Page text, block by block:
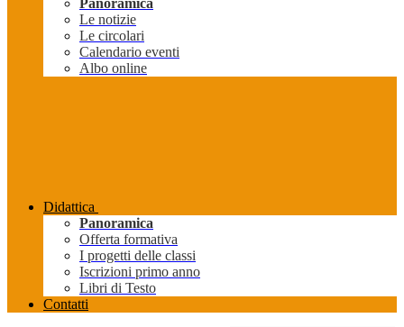
Panoramica
Le notizie
Le circolari
Calendario eventi
Albo online
Didattica
Panoramica
Offerta formativa
I progetti delle classi
Iscrizioni primo anno
Libri di Testo
Contatti